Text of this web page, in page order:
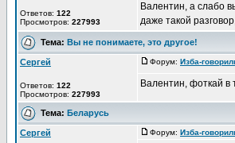
Ответов: 122
Просмотров: 227993
Валентин, а слабо
даже такой
Тема: Вы не понимаете, это другое!
Сергей
Ответов: 122
Просмотров: 227993
Форум: Изба-
Валентин, фоткай в
Тема: Беларусь
Сергей Форум: Изба-